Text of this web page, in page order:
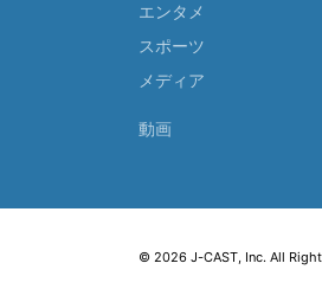
エンタメ
スポーツ
メディア
動画
© 2026 J-CAST, Inc. All